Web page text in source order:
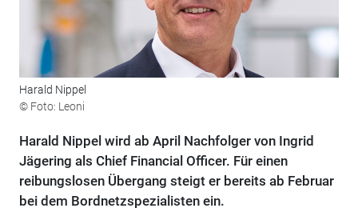
Harald Nippel
© Foto: Leoni
Harald Nippel wird ab April Nachfolger von Ingrid
Jägering als Chief Financial Officer. Für einen
reibungslosen Übergang steigt er bereits ab Februar
bei dem Bordnetzspezialisten ein.